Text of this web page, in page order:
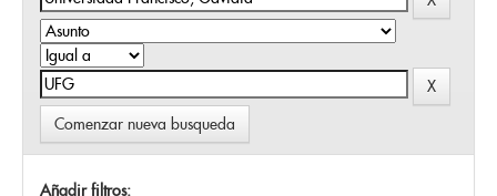
Comenzar nueva busqueda
Añadir filtros: